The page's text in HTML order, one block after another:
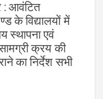
: आवंटित
के विद्यालयों में
स्थापना एवं
क्रय की
का निर्देश सभी